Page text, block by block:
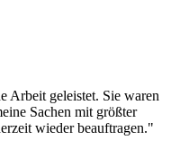
Arbeit geleistet. Sie waren
Sachen mit größter
wieder beauftragen."